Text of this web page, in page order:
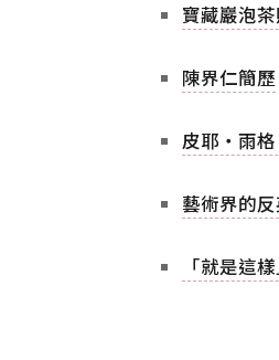
寶藏巖泡
陳界仁簡歷
皮耶‧雨格
藝術界的
「就是這